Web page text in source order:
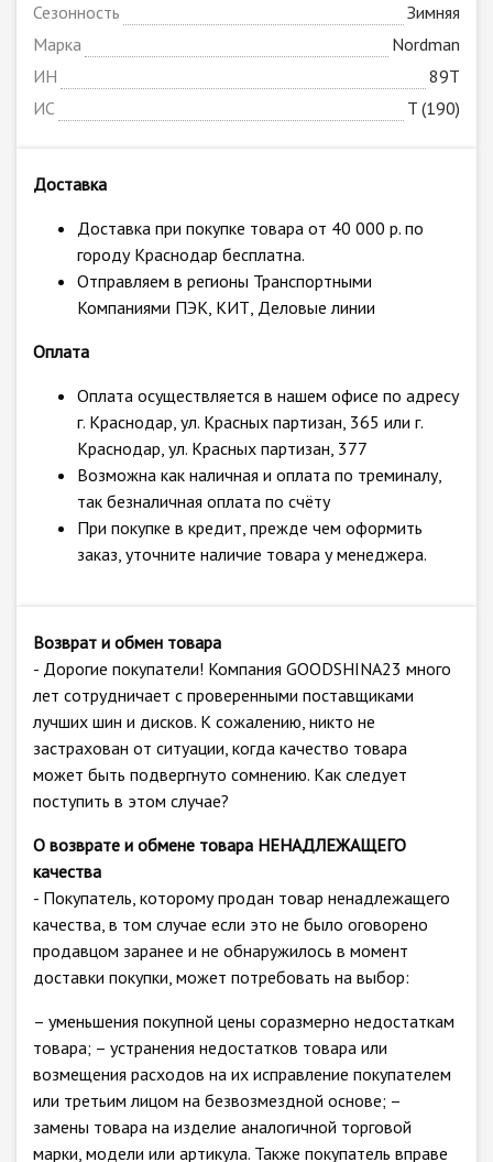
Сезонность
Зимняя
Марка
Nordman
ИН
89T
ИС
T (190)
Доставка
Доставка при покупке товара от 40 000 р. по
городу Краснодар бесплатна.
Отправляем в регионы Транспортными
Компаниями ПЭК, КИТ, Деловые линии
Оплата
Оплата осуществляется в нашем офисе по адресу
г. Краснодар, ул. Красных партизан, 365 или г.
Краснодар, ул. Красных партизан, 377
Возможна как наличная и оплата по треминалу,
так безналичная оплата по счёту
При покупке в кредит, прежде чем оформить
заказ, уточните наличие товара у менеджера.
Возврат и обмен товара
- Дорогие покупатели! Компания GOODSHINA23 много
лет сотрудничает с проверенными поставщиками
лучших шин и дисков. К сожалению, никто не
застрахован от ситуации, когда качество товара
может быть подвергнуто сомнению. Как следует
поступить в этом случае?
О возврате и обмене товара НЕНАДЛЕЖАЩЕГО
качества
- Покупатель, которому продан товар ненадлежащего
качества, в том случае если это не было оговорено
продавцом заранее и не обнаружилось в момент
доставки покупки, может потребовать на выбор:
– уменьшения покупной цены соразмерно недостаткам
товара; – устранения недостатков товара или
возмещения расходов на их исправление покупателем
или третьим лицом на безвозмездной основе; –
замены товара на изделие аналогичной торговой
марки, модели или артикула. Также покупатель вправе